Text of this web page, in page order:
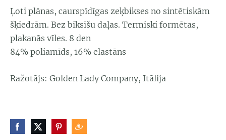
Ļoti plānas, caurspīdīgas zeķbikses no sintētiskām
šķiedrām. Bez biksīšu daļas. Termiski formētas,
plakanās vīles. 8 den
84% poliamīds, 16% elastāns
Ražotājs: Golden Lady Company, Itālija